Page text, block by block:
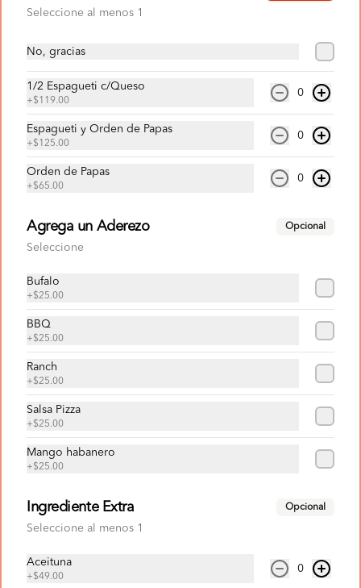
ingredientes a escoger con queso 100%
criss cut horneadas y refresco de la
Disfruta de 2 Pizzas Grande de 14"
escoger y queso 100% leche y orillas
con ajonjolí acompañado de un refresco
de la familia Pepsi de 1.5 L.
Aprovecha todo el sabor de Mister Pizza
por un super precio; Pizza grande de
Seleccione al menos 1
No, gracias
1/2 Espagueti c/Queso
+$119.00
0
Espagueti y Orden de Papas
+$125.00
0
Orden de Papas
+$65.00
0
Agrega un Aderezo Opcional
Seleccione
Bufalo
+$25.00
BBQ
+$25.00
Ranch
+$25.00
Salsa Pizza
+$25.00
Mango habanero
+$25.00
Ingrediente Extra Opcional
Seleccione al menos 1
Aceituna
+$49.00
0